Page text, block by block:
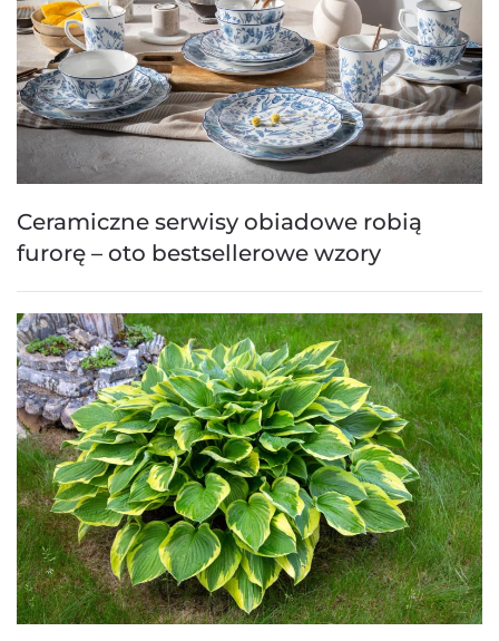
Ceramiczne serwisy obiadowe robią
furorę – oto bestsellerowe wzory